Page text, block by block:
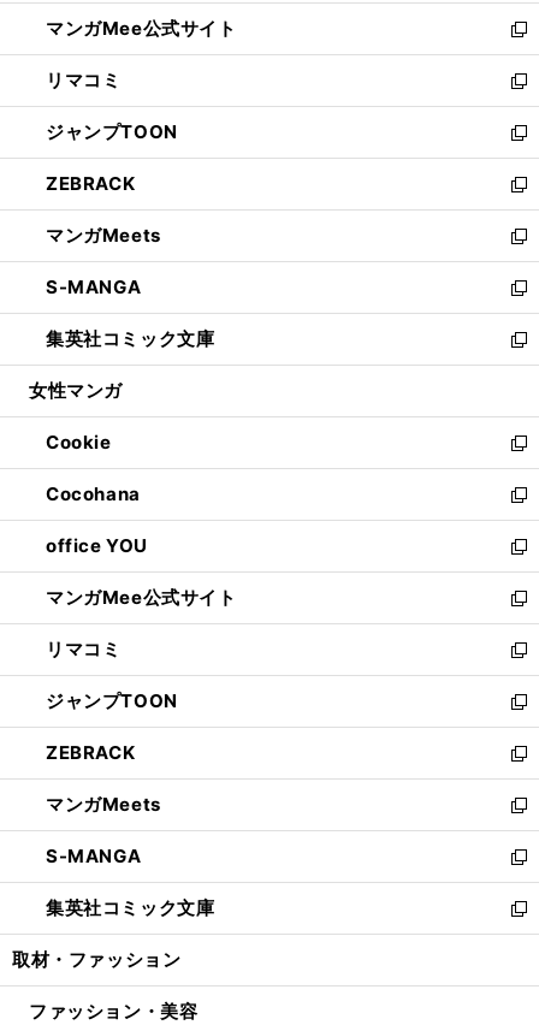
く
ン
ド
ウ
で
開
く
ウ
ィ
ン
ド
ウ
で
開
く
し
い
ウ
ィ
ン
ド
ウ
で
開
く
マンガMee公式サイト
新
し
い
ウ
ィ
ン
ド
ウ
で
開
く
リマコミ
新
し
い
ウ
ィ
ン
ド
ウ
で
開
く
ジャンプTOON
新
し
い
ウ
ィ
ン
ド
ウ
で
開
ZEBRACK
新
し
い
ウ
ィ
ン
ド
ウ
開
く
マンガMeets
新
し
い
ウ
ィ
ン
ウ
で
開
く
S-MANGA
新
し
い
ウ
ン
ド
ウ
で
開
く
集英社コミック文庫
新
し
ウ
ィ
ン
ド
ウ
で
開
く
女性マンガ
Cookie
新
し
い
ウ
ィ
ン
ド
ウ
で
開
く
Cocohana
新
し
い
ウ
ィ
ン
ド
ウ
で
開
く
office YOU
新
し
い
ウ
ィ
ン
ド
ウ
で
開
く
マンガMee公式サイト
新
し
い
ウ
ィ
ン
ド
ウ
で
開
く
リマコミ
新
し
い
ウ
ィ
ン
ド
ウ
で
開
く
ジャンプTOON
新
し
い
ウ
ィ
ン
ド
ウ
で
開
ZEBRACK
新
し
い
ウ
ィ
ン
ド
ウ
開
マンガMeets
新
し
い
ウ
ィ
ン
ウ
S-MANGA
新
し
い
ウ
ン
集英社コミック文庫
新
し
ウ
取材・ファッション
ファッション・美容